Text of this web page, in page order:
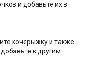
и добавьте их в
кочерыжку и также
к другим